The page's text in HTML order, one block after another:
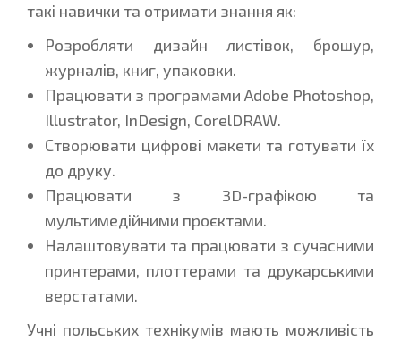
такі навички та отримати знання як:
Розробляти дизайн листівок, брошур,
журналів, книг, упаковки.
Працювати з програмами Adobe Photoshop,
Illustrator, InDesign, CorelDRAW.
Створювати цифрові макети та готувати їх
до друку.
Працювати з 3D-графікою та
мультимедійними проєктами.
Налаштовувати та працювати з сучасними
принтерами, плоттерами та друкарськими
верстатами.
Учні польських технікумів мають можливість